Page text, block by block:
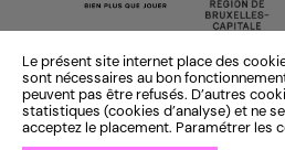
Le présent site internet place des
sont nécessaires au bon
peuvent pas être refusés. D’autres
statistiques (cookies d’analyse) et ne
acceptez le placement. Paramétrer les